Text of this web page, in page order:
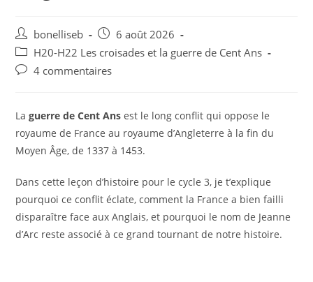
bonelliseb
6 août 2026
H20-H22 Les croisades et la guerre de Cent Ans
4 commentaires
Laguerre de Cent Ans est le long conflit qui oppose le
royaume de France au royaume d’Angleterre à la fin du
Moyen Âge, de 1337 à 1453.
Dans cette leçon d’histoire pour le cycle 3, je t’explique
pourquoi ce conflit éclate, comment la France a bien failli
disparaître face aux Anglais, et pourquoi le nom de Jeanne
d’Arc reste associé à ce grand tournant de notre histoire.